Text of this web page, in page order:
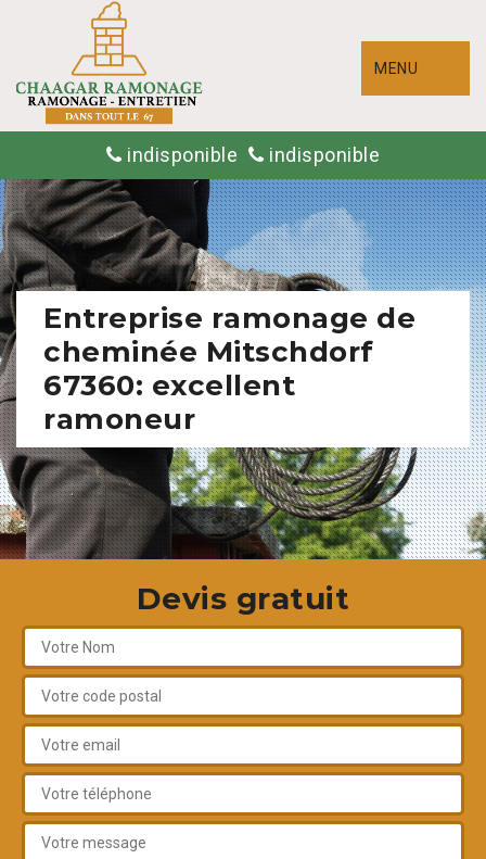
MENU
indisponible indisponible
Entreprise ramonage de
cheminée Mitschdorf
67360: excellent
ramoneur
Devis gratuit